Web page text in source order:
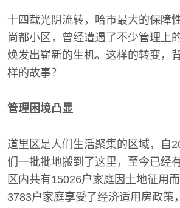
十四载光阴流转，哈市最大的保障
尚都小区，曾经遭遇了不少管理上
焕发出崭新的生机。这样的转变，
样的故事？
管理困境凸显
道里区是人们生活聚集的区域，自
们一批批地搬到了这里，至今已经
区内共有15026户家庭因土地征用
3783户家庭享受了经济适用房政策